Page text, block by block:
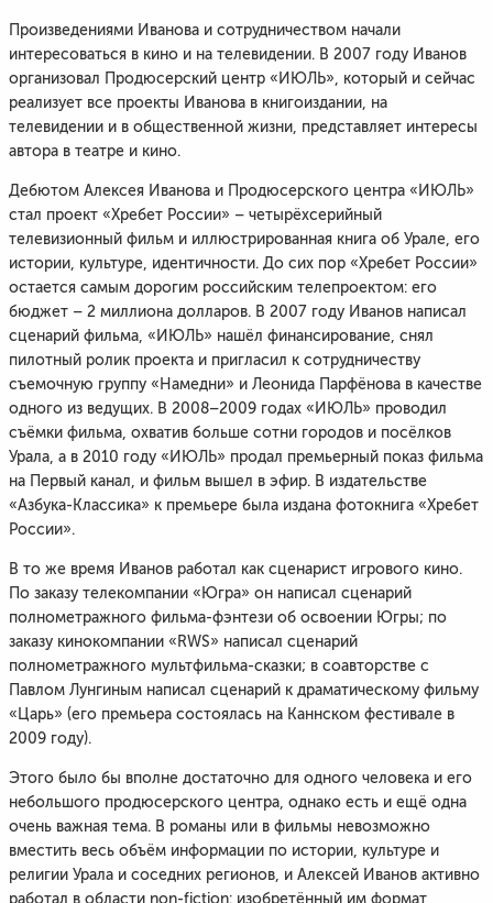
Произведениями Иванова и сотрудничеством начали
интересоваться в кино и на телевидении. В 2007 году Иванов
организовал Продюсерский центр «ИЮЛЬ», который и сейчас
реализует все проекты Иванова в книгоиздании, на
телевидении и в общественной жизни, представляет интересы
автора в театре и кино.
Дебютом Алексея Иванова и Продюсерского центра «ИЮЛЬ»
стал проект «Хребет России» – четырёхсерийный
телевизионный фильм и иллюстрированная книга об Урале, его
истории, культуре, идентичности. До сих пор «Хребет России»
остается самым дорогим российским телепроектом: его
бюджет – 2 миллиона долларов. В 2007 году Иванов написал
сценарий фильма, «ИЮЛЬ» нашёл финансирование, снял
пилотный ролик проекта и пригласил к сотрудничеству
съемочную группу «Намедни» и Леонида Парфёнова в качестве
одного из ведущих. В 2008–2009 годах «ИЮЛЬ» проводил
съёмки фильма, охватив больше сотни городов и посёлков
Урала, а в 2010 году «ИЮЛЬ» продал премьерный показ фильма
на Первый канал, и фильм вышел в эфир. В издательстве
«Азбука-Классика» к премьере была издана фотокнига «Хребет
России».
В то же время Иванов работал как сценарист игрового кино.
По заказу телекомпании «Югра» он написал сценарий
полнометражного фильма-фэнтези об освоении Югры; по
заказу кинокомпании «RWS» написал сценарий
полнометражного мультфильма-сказки; в соавторстве с
Павлом Лунгиным написал сценарий к драматическому фильму
«Царь» (его премьера состоялась на Каннском фестивале в
2009 году).
Этого было бы вполне достаточно для одного человека и его
небольшого продюсерского центра, однако есть и ещё одна
очень важная тема. В романы или в фильмы невозможно
вместить весь объём информации по истории, культуре и
религии Урала и соседних регионов, и Алексей Иванов активно
работал в области non-fiction: изобретённый им формат